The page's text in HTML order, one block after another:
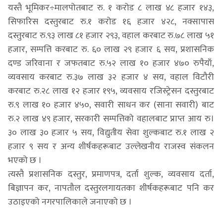
यस्तै भूमिकर÷मालपोतबाट रु. १ करोड ८ लाख ४८ हजार १४३,
सिफारिस दस्तुरबाट रु.१ करोड १६ हजार ४२८, नक्सापास
दस्तुरबाट रु.९३ लाख ८१ हजार २९३, वहाल करबाट रु.७८ लाख ५१
हजार, सम्पत्ति करबाट रु. ६० लाख २९ हजार ६ सय, प्रशासनिक
दण्ड जरिवाना र जफतबाट रु.५२ लाख १० हजार ४७० रुपैयाँ,
व्यवसाय करबाट रु.३७ लाख ३२ हजार ४ सय, वहाल विटौरी
करबाट रु.२८ लाख १२ हजार १९५, व्यवसाय रजिस्ट्रेसन दस्तुरबाट
रु.९ लाख १० हजार ४५०, सवारी साधन कर (साना सवारी) बाट
रु.२ लाख ४९ हजार, सरकारी सम्पत्तिको वहालबाट प्राप्त आय रु।
३० लाख ३० हजार ५ सय, विद्युतीय सेवा शुल्कबाट रु.१ लाख २
हजार ९ सय र अन्य शीर्षकहरूबाट उल्लेखनीय राजस्व संकलन
भएको छ ।
त्यस्तै प्रशासनिक दस्तुर, प्रमाणपत्र, दर्ता शुल्क, व्यवसाय दर्ता,
बिज्ञापन कर, नापतौल दस्तुरलगायतका शीर्षकहरूबाट पनि कर
उठाइएको नगरपालिकाले जनाएको छ ।